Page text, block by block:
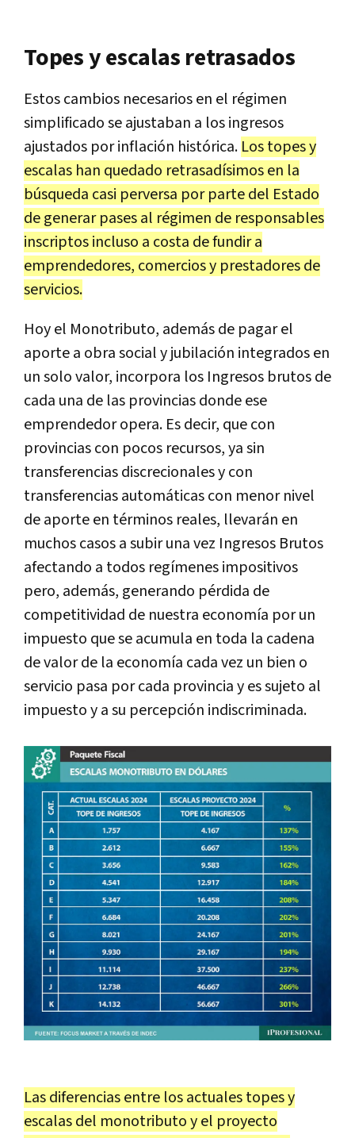
Topes y escalas retrasados
Estos cambios necesarios en el régimen
simplificado se ajustaban a los ingresos
ajustados por inflación histórica. Los topes y
escalas han quedado retrasadísimos en la
búsqueda casi perversa por parte del Estado
de generar pases al régimen de responsables
inscriptos incluso a costa de fundir a
emprendedores, comercios y prestadores de
servicios.
Hoy el Monotributo, además de pagar el
aporte a obra social y jubilación integrados en
un solo valor, incorpora los Ingresos brutos de
cada una de las provincias donde ese
emprendedor opera. Es decir, que con
provincias con pocos recursos, ya sin
transferencias discrecionales y con
transferencias automáticas con menor nivel
de aporte en términos reales, llevarán en
muchos casos a subir una vez Ingresos Brutos
afectando a todos regímenes impositivos
pero, además, generando pérdida de
competitividad de nuestra economía por un
impuesto que se acumula en toda la cadena
de valor de la economía cada vez un bien o
servicio pasa por cada provincia y es sujeto al
impuesto y a su percepción indiscriminada.
Las diferencias entre los actuales topes y
escalas del monotributo y el proyecto